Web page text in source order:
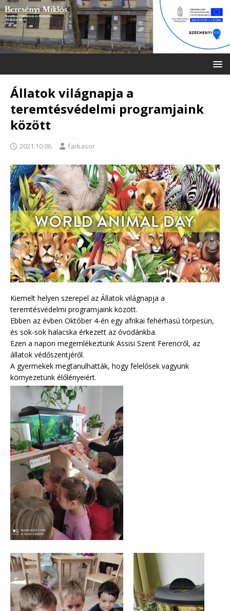
Állatok világnapja a
teremtésvédelmi programjaink
között
2021.10.06. farkasor
Kiemelt helyen szerepel az Állatok világnapja a
teremtésvédelmi programjaink között.
Ebben az évben Október 4-én egy afrikai fehérhasú törpesün,
és sok-sok halacska érkezett az óvodánkba.
Ezen a napon megemlékeztünk Assisi Szent Ferencről, az
állatok védőszentjéről.
A gyermekek megtanulhatták, hogy felelősek vagyunk
környezetünk élőlényeiért.